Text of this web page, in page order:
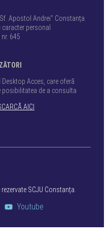
Apostol Andrei" Constanța
personal
645
Acces, care oferă
de a consulta
AICI
rezervate SCJU Constanța.
Youtube